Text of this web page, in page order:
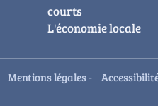
courts
L'économie locale
Mentions légales-